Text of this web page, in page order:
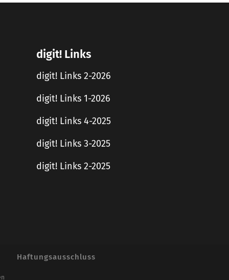
digit! Links
digit! Links 2-2026
digit! Links 1-2026
digit! Links 4-2025
digit! Links 3-2025
digit! Links 2-2025
Haftungsausschluss